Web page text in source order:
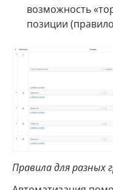
возможность
позиции
Правила для разных